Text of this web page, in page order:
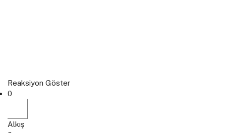
Reaksiyon Göster
0
Alkış